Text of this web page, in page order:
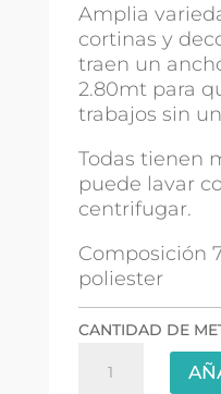
Amplia
cortinas y
traen un
2.80mt para
trabajos sin
Todas tienen
puede lavar
centrifugar.
Composición
poliester
CANTIDAD DE
Fantasia